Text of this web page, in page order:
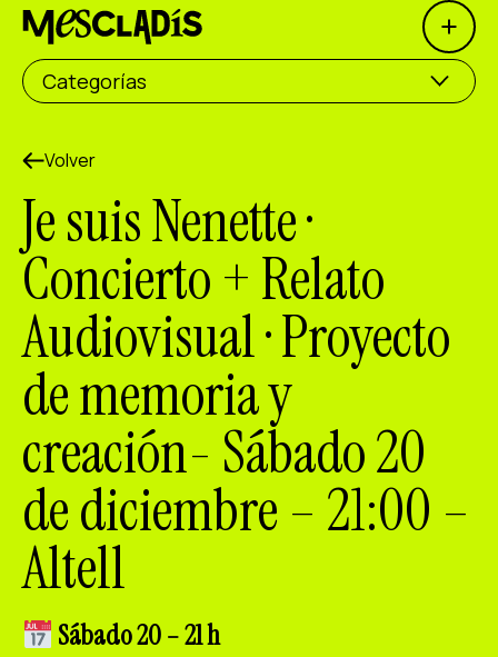
Open
Productora social
Productora de experiencias
Productora de empleo
Productora de conocimiento
Productora cultural
Agenda
Nuestros talleres
Blog
Contacto
ES CA EN
Categorías
Volver
Je suis Nenette ·
Concierto + Relato
Audiovisual · Proyecto
de memoria y
creación- Sábado 20
de diciembre – 21:00 –
Altell
Sábado 20 – 21 h